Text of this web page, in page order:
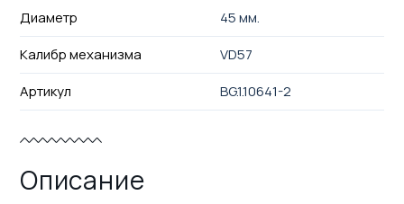
Диаметр
45 мм.
Калибр механизма
VD57
Артикул
BG.1.10641-2
Описание